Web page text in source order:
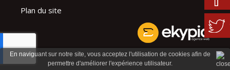
En naviguant sur notre site, vous acceptez l'utilisation de cookies afin de
permettre d'améliorer l'expérience utilisateur.
Plan du site